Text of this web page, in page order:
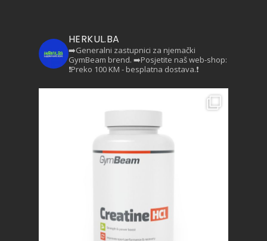
HERKUL.BA
➡️Generalni zastupnici za njemački
GymBeam brend. ➡️Posjetite naš web-shop:
❗Preko 100 KM - besplatna dostava.❗